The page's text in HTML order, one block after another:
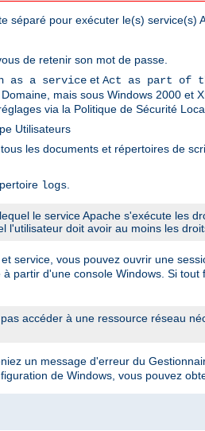
séparé pour exécuter le(s)
de retenir son mot de passe.
as a service et Act as part of
mais sous Windows 2000 et
via la Politique de Sécurité
Utilisateurs
les documents et répertoires de
logs
le service Apache s'exécute les
l'utilisateur doit avoir au moins les
service, vous pouvez ouvrir une
partir d'une console Windows. Si
accéder à une ressource réseau
un message d'erreur du
de Windows, vous pouvez